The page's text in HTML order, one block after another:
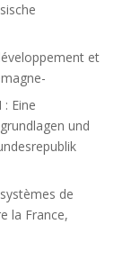
et
: Eine
und
de
la France,